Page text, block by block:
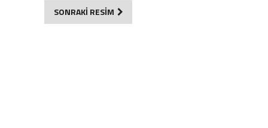
SONRAKİ RESİM